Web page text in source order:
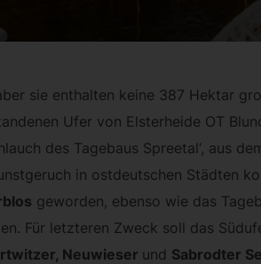
sie enthalten keine 387 Hektar
Ufer von Elsterheide OT
des Tagebaus Spreetal‘, aus
in ostdeutschen Städten
geworden, ebenso wie das
Für letzteren Zweck soll das
Neuwieser und Sabrodter